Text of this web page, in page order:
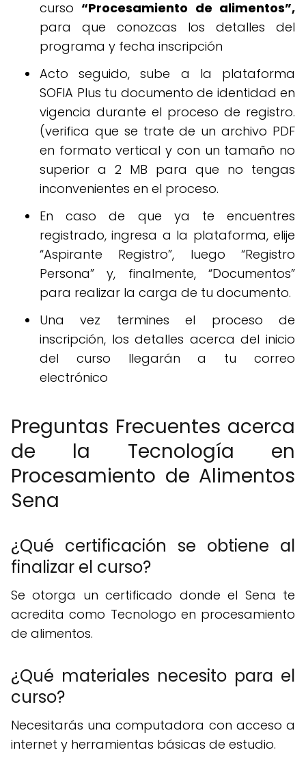
curso“Procesamiento de alimentos”,
para que conozcas los detalles del
programa y fecha inscripción
Acto seguido, sube a la plataforma
SOFIA Plus tu documento de identidad en
vigencia durante el proceso de registro.
(verifica que se trate de un archivo PDF
en formato vertical y con un tamaño no
superior a 2 MB para que no tengas
inconvenientes en el proceso.
En caso de que ya te encuentres
registrado, ingresa a la plataforma, elije
“Aspirante Registro”, luego “Registro
Persona” y, finalmente, “Documentos”
para realizar la carga de tu documento.
Una vez termines el proceso de
inscripción, los detalles acerca del inicio
del curso llegarán a tu correo
electrónico
Preguntas Frecuentes acerca
de la Tecnología en
Procesamiento de Alimentos
Sena
¿Qué certificación se obtiene al
finalizar el curso?
Se otorga un certificado donde el Sena te
acredita como Tecnologo en procesamiento
de alimentos.
¿Qué materiales necesito para el
curso?
Necesitarás una computadora con acceso a
internet y herramientas básicas de estudio.